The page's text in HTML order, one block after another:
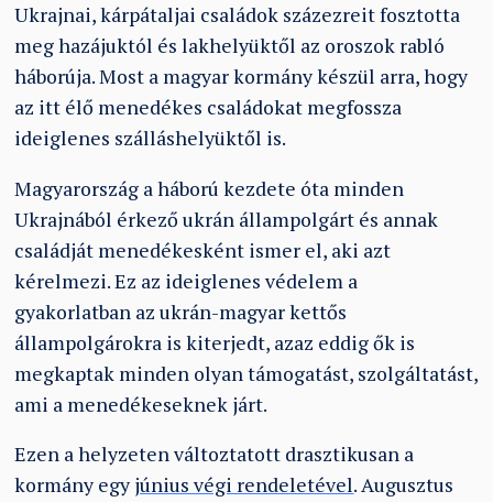
Ukrajnai, kárpátaljai családok százezreit fosztotta
meg hazájuktól és lakhelyüktől az oroszok rabló
háborúja. Most a magyar kormány készül arra, hogy
az itt élő menedékes családokat megfossza
ideiglenes szálláshelyüktől is.
Magyarország a háború kezdete óta minden
Ukrajnából érkező ukrán állampolgárt és annak
családját menedékesként ismer el, aki azt
kérelmezi. Ez az ideiglenes védelem a
gyakorlatban az ukrán-magyar kettős
állampolgárokra is kiterjedt, azaz eddig ők is
megkaptak minden olyan támogatást, szolgáltatást,
ami a menedékeseknek járt.
Ezen a helyzeten változtatott drasztikusan a
kormány egy június végi rendeletével. Augusztus